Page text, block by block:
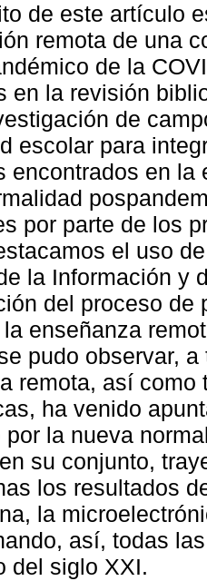
de este artículo
remota de una
de la
en la revisión
de
escolar para
encontrados en
por parte de los
el uso
la Información y
del proceso de
enseñanza
pudo observar,
remota, así
ha venido
por la nueva
su conjunto,
los resultados
la
así, todas
del siglo XXI.